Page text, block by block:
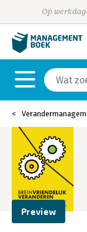
Op
Preview